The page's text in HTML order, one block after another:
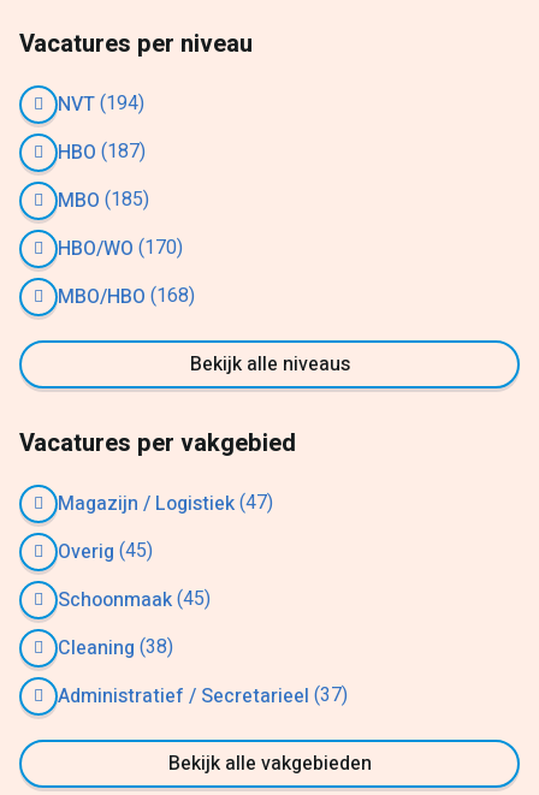
Vacatures per niveau
NVT(194)
HBO (187)
MBO (185)
HBO/WO (170)
MBO/HBO (168)
Bekijk alle niveaus
Vacatures per vakgebied
Magazijn / Logistiek(47)
Overig (45)
Schoonmaak(45)
Cleaning (38)
Administratief / Secretarieel (37)
Bekijk alle vakgebieden